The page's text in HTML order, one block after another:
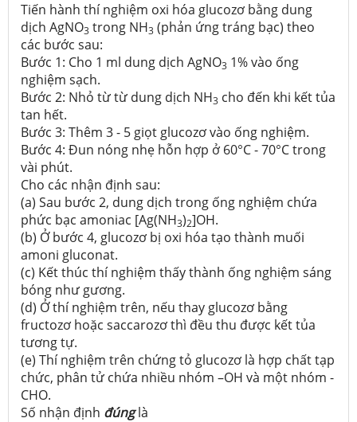
Tiến hành thí nghiệm oxi hóa glucozơ bằng dung
dịch AgNO3 trong NH3 (phản ứng tráng bạc) theo
các bước sau:
Bước 1: Cho 1 ml dung dịch AgNO3 1% vào ống
nghiệm sạch.
Bước 2: Nhỏ từ từ dung dịch NH3 cho đến khi kết tủa
tan hết.
Bước 3: Thêm 3 - 5 giọt glucozơ vào ống nghiệm.
Bước 4: Đun nóng nhẹ hỗn hợp ở 60°C - 70°C trong
vài phút.
Cho các nhận định sau:
(a) Sau bước 2, dung dịch trong ống nghiệm chứa
phức bạc amoniac [Ag(NH3)2]OH.
(b) Ở bước 4, glucozơ bị oxi hóa tạo thành muối
amoni gluconat.
(c) Kết thúc thí nghiệm thấy thành ống nghiệm sáng
bóng như gương.
(d) Ở thí nghiệm trên, nếu thay glucozơ bằng
fructozơ hoặc saccarozơ thì đều thu được kết tủa
tương tự.
(e) Thí nghiệm trên chứng tỏ glucozơ là hợp chất tạp
chức, phân tử chứa nhiều nhóm –OH và một nhóm -
CHO.
Số nhận định đúnglà